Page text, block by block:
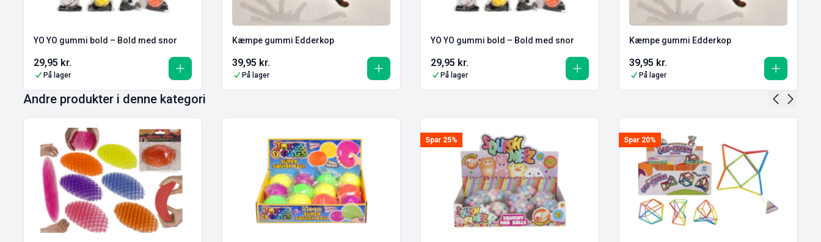
YO YO gummi bold – Bold med snor
29,95 kr.
På lager
Kæmpe gummi Edderkop
39,95 kr.
På lager
YO YO gummi bold – Bold med snor
29,95 kr.
På lager
Kæmpe gummi Edderkop
39,95 kr.
På lager
Andre produkter i denne kategori
Spar 25% Spar 20%